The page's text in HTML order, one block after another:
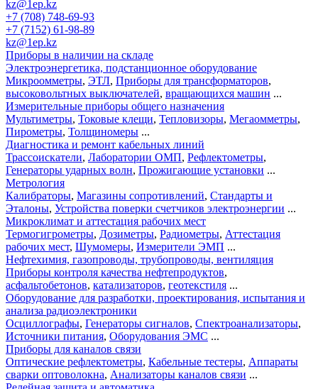
kz@1ep.kz
+7 (708) 748-69-93
+7 (7152) 61-98-89
kz@1ep.kz
Приборы в наличии на складе
Электроэнергетика, подстанционное оборудование
Микроомметры, ЭТЛ, Приборы для трансформаторов,
высоковольтных выключателей, вращающихся машин ...
Измерительные приборы общего назначения
Мультиметры, Токовые клещи, Тепловизоры, Мегаомметры,
Пирометры, Толщиномеры ...
Диагностика и ремонт кабельных линий
Трассоискатели, Лаборатории ОМП, Рефлектометры,
Генераторы ударных волн, Прожигающие установки ...
Метрология
Калибраторы, Магазины сопротивлений, Стандарты и
Эталоны, Устройства поверки счетчиков электроэнергии ...
Микроклимат и аттестация рабочих мест
Термогигрометры, Дозиметры, Радиометры, Аттестация
рабочих мест, Шумомеры, Измерители ЭМП ...
Нефтехимия, газопроводы, трубопроводы, вентиляция
Приборы контроля качества нефтепродуктов,
асфальтобетонов, катализаторов, геотекстиля ...
Оборудование для разработки, проектирования, испытания и
анализа радиоэлектроники
Осциллографы, Генераторы сигналов, Спектроанализаторы,
Источники питания, Оборудования ЭМС ...
Приборы для каналов связи
Оптические рефлектометры, Кабельные тестеры, Аппараты
сварки оптоволокна, Анализаторы каналов связи ...